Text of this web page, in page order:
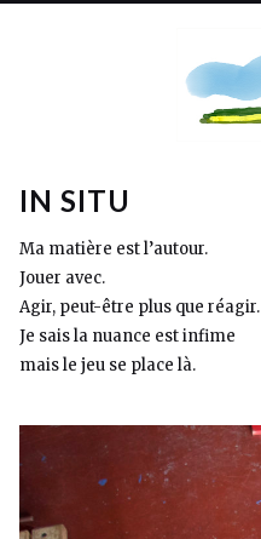
IN SITU
Ma matière est l’autour.
Jouer avec.
Agir, peut-être plus que réagir.
Je sais la nuance est infime
mais le jeu se place là.